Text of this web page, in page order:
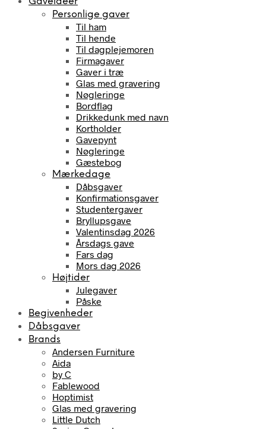
Personlige gaver
Til ham
Til hende
Til dagplejemoren
Firmagaver
Gaver i træ
Glas med gravering
Nøgleringe
Bordflag
Drikkedunk med navn
Kortholder
Gavepynt
Nøgleringe
Gæstebog
Mærkedage
Dåbsgaver
Konfirmationsgaver
Studentergaver
Bryllupsgave
Valentinsdag 2026
Årsdags gave
Fars dag
Mors dag 2026
Højtider
Julegaver
Påske
Begivenheder
Dåbsgaver
Brands
Andersen Furniture
Aida
by C
Fablewood
Hoptimist
Glas med gravering
Little Dutch